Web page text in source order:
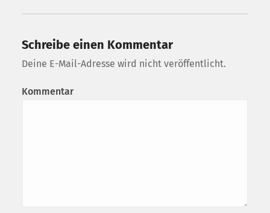
Schreibe einen Kommentar
Deine E-Mail-Adresse wird nicht veröffentlicht.
Kommentar